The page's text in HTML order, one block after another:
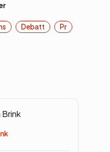
Debatt
Pr